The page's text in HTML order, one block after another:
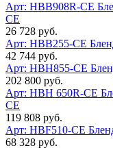
Арт: HBB908R-CE
CE
26 728 руб.
Арт: HBB255-CE
42 744 руб.
Арт: HBH855-CE
202 800 руб.
Арт: HBH 650R-СЕ
СЕ
119 808 руб.
Арт: HBF510-CE
68 328 руб.